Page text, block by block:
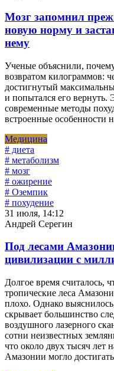
Мозг запомнил
новую норму и
нему
Ученые объяснили,
возвратом килограммов:
достигнутый
и попытался его вернуть.
современные методы
встроенные особенности
Медицина
# диета
# метаболизм
# мозг
# ожирение
# Оземпик
# похудение
31 июля, 14:12
Андрей Серегин
Под лесами
цивилизации с
Долгое время считалось,
тропические леса
плохо. Однако
скрывает большинство
воздушного лазерного
сотни неизвестных
что около двух тысяч лет
Амазонии могло